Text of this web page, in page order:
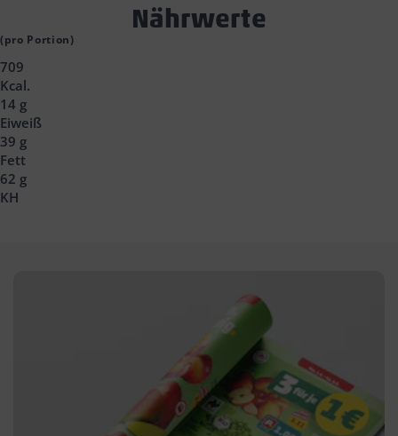
Block
Headline
Nährwerte
(pro Portion)
709
Kcal.
14 g
Eiweiß
39 g
Fett
62 g
KH